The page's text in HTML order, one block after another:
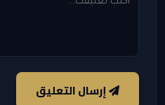
إرسال التعليق